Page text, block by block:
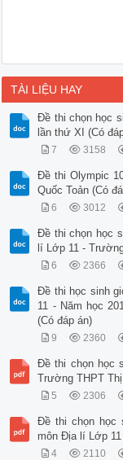
TÀI LIỆU HAY
Đề thi chọn học
lần thứ XI (Có
7 3158
Đề thi Olympic
Quốc Toản (Có
6 3012
Đề thi chọn học
lí Lớp 11 -
6 2366
Đề thi học sinh
11 - Năm học
(Có đáp án)
9 2360
Đề thi chọn học
Trường THPT
5 2306
Đề thi chọn học
môn Địa lí Lớp
4 2110